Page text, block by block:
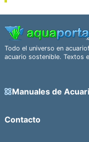
Todo el universo en
acuario sostenible. Textos
Manuales de
Contacto